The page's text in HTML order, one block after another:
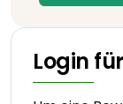
Login